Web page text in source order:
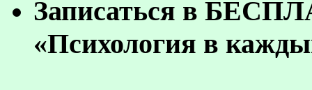
Записаться в
«Психология в